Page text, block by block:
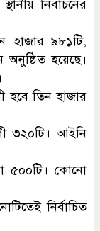
নির্বাচনের
হাজার ৯৮১টি,
হয়েছে।
হবে তিন হাজার
৩২০টি। আইনি
৫০০টি। কোনো
নির্বাচিত